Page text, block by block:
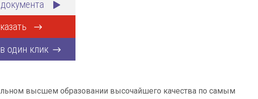
один клик
высшем образовании высочайшего качества по самым